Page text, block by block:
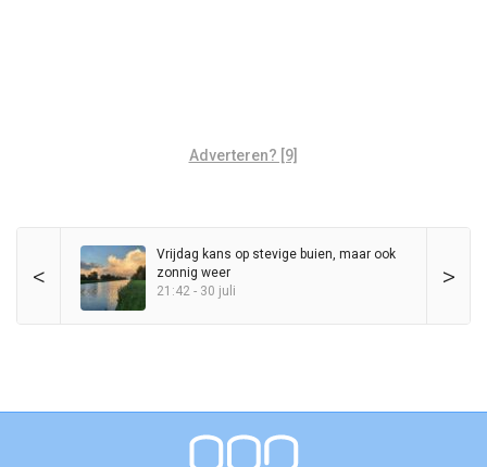
Adverteren? [9]
< >
Vrijdag kans op stevige buien, maar ook
zonnig weer
21:42 - 30 juli